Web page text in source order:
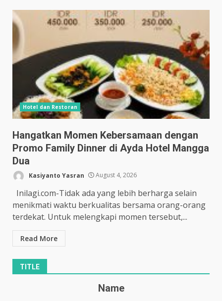
Hotel dan Restoran
Hangatkan Momen Kebersamaan dengan
Promo Family Dinner di Ayda Hotel Mangga
Dua
Kasiyanto Yasran August 4, 2026
Inilagi.com-Tidak ada yang lebih berharga selain
menikmati waktu berkualitas bersama orang-orang
terdekat. Untuk melengkapi momen tersebut,...
Read More
TITLE
Name